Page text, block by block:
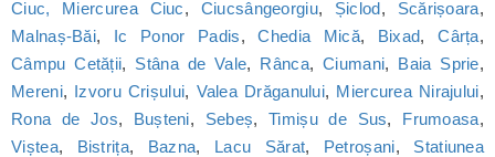
Ciuc, Miercurea Ciuc, Ciucsângeorgiu, Șiclod, Scărișoara,
Malnaș-Băi, Ic Ponor Padis,Chedia Mică, Bixad,Cârța,
Câmpu Cetății, Stâna de Vale, Rânca,Ciumani, Baia Sprie,
Mereni, Izvoru Crișului, Valea Drăganului, Miercurea Nirajului,
Rona de Jos, Bușteni, Sebeș, Timișu de Sus, Frumoasa,
Viștea, Bistrița, Bazna, Lacu Sărat, Petroșani, Statiunea